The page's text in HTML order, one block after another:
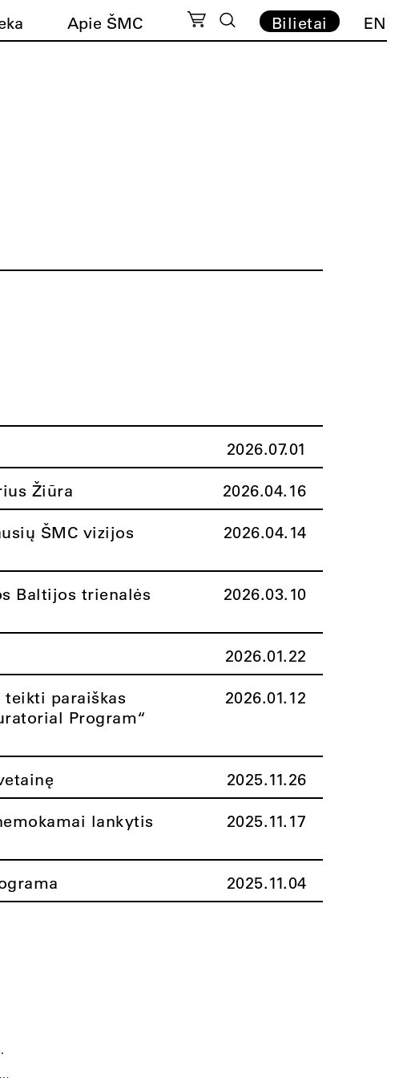
Apie ŠMC Bilietai EN
2026.07.01
Žiūra 2026.04.16
ŠMC vizijos
2026.04.14
Baltijos trienalės
2026.03.10
2026.01.22
paraiškas
Program“
2026.01.12
2025.11.26
lankytis
2025.11.17
2025.11.04